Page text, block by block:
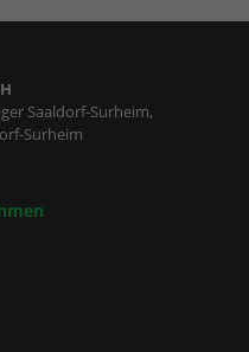
Saaldorf-Surheim,
Surheim